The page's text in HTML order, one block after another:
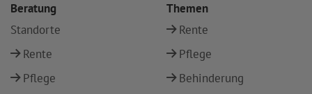
Beratung
Standorte
Rente
Pflege
Themen
Rente
Pflege
Behinderung